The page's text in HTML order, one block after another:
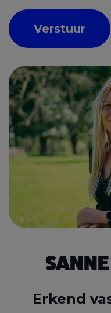
Verstuur
Erkend